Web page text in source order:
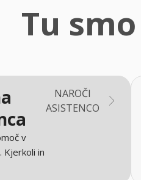
Tu
v
Kjerkoli in
NAROČI
ASISTENCO